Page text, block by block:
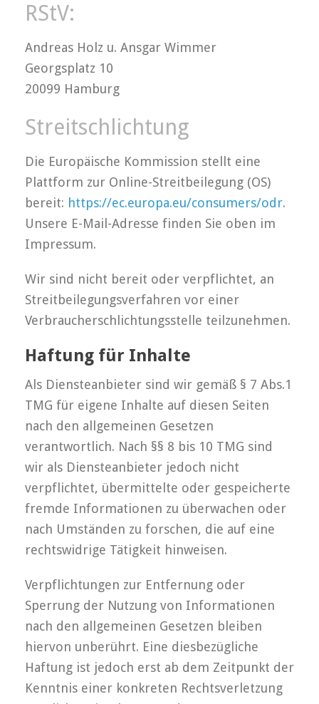
RStV:
Andreas Holz u. Ansgar Wimmer
Georgsplatz 10
20099 Hamburg
Streitschlichtung
Die Europäische Kommission stellt eine
Plattform zur Online-Streitbeilegung (OS)
bereit: https://ec.europa.eu/consumers/odr.
Unsere E-Mail-Adresse finden Sie oben im
Impressum.
Wir sind nicht bereit oder verpflichtet, an
Streitbeilegungsverfahren vor einer
Verbraucherschlichtungsstelle teilzunehmen.
Haftung für Inhalte
Als Diensteanbieter sind wir gemäß § 7 Abs.1
TMG für eigene Inhalte auf diesen Seiten
nach den allgemeinen Gesetzen
verantwortlich. Nach §§ 8 bis 10 TMG sind
wir als Diensteanbieter jedoch nicht
verpflichtet, übermittelte oder gespeicherte
fremde Informationen zu überwachen oder
nach Umständen zu forschen, die auf eine
rechtswidrige Tätigkeit hinweisen.
Verpflichtungen zur Entfernung oder
Sperrung der Nutzung von Informationen
nach den allgemeinen Gesetzen bleiben
hiervon unberührt. Eine diesbezügliche
Haftung ist jedoch erst ab dem Zeitpunkt der
Kenntnis einer konkreten Rechtsverletzung